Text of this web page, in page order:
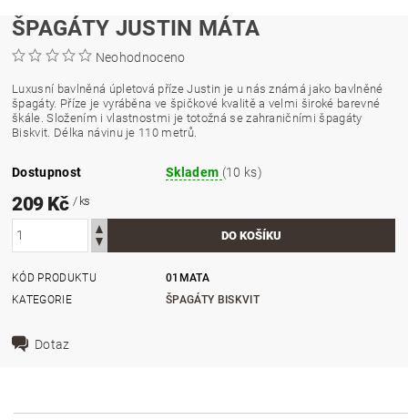
ŠPAGÁTY JUSTIN MÁTA
Neohodnoceno
Luxusní bavlněná úpletová příze Justin je u nás známá jako bavlněné
špagáty. Příze je vyráběna ve špičkové kvalitě a velmi široké barevné
škále. Složením i vlastnostmi je totožná se zahraničními špagáty
Biskvit. Délka návinu je 110 metrů.
Dostupnost Skladem (10 ks)
209 Kč / ks
KÓD PRODUKTU
01MATA
KATEGORIE
ŠPAGÁTY BISKVIT
Dotaz